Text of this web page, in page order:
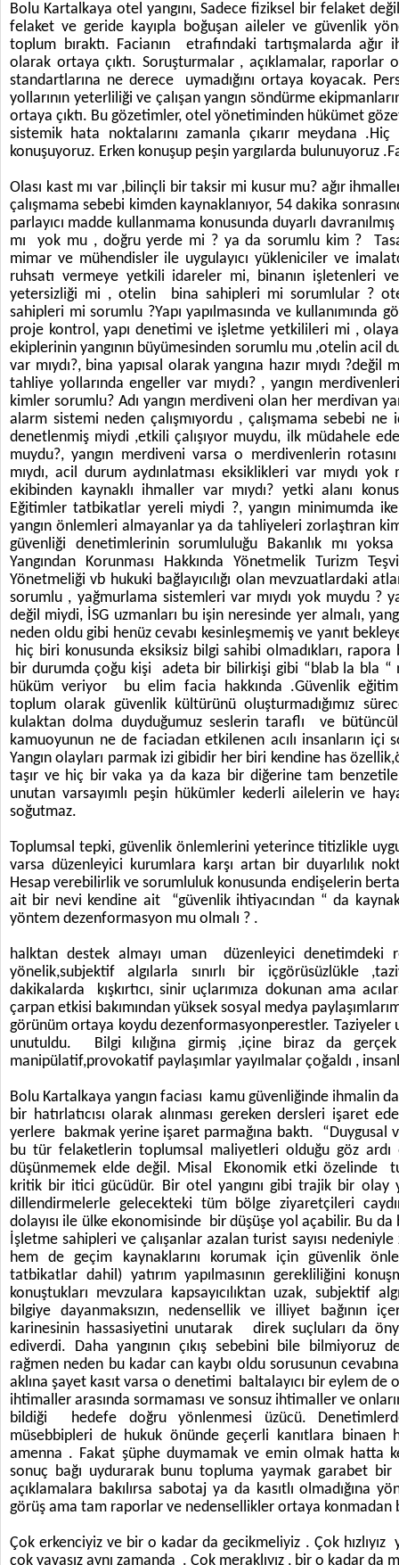
Bolu Kartalkaya otel yangını, Sadece fiziksel bir felaket
felaket ve geride kayıpla boğuşan aileler ve güvenlik
toplum bıraktı. Facianın etrafındaki tartışmalarda ağır
olarak ortaya çıktı. Soruşturmalar , açıklamalar, raporlar
standartlarına ne derece uymadığını ortaya koyacak.
yollarının yeterliliği ve çalışan yangın söndürme
ortaya çıktı. Bu gözetimler, otel yönetiminden hükümet
sistemik hata noktalarını zamanla çıkarır meydana
konuşuyoruz. Erken konuşup peşin yargılarda bulunuyoruz
Olası kast mı var ,bilinçli bir taksir mi kusur mu? ağır
çalışmama sebebi kimden kaynaklanıyor, 54 dakika
parlayıcı madde kullanmama konusunda duyarlı
mı yok mu , doğru yerde mi ? ya da sorumlu kim ?
mimar ve mühendisler ile uygulayıcı yükleniciler ve
ruhsatı vermeye yetkili idareler mi, binanın işletenleri
yetersizliği mi , otelin bina sahipleri mi sorumlular ?
sahipleri mi sorumlu ?Yapı yapılmasında ve kullanımında
proje kontrol, yapı denetimi ve işletme yetkilileri mi ,
ekiplerinin yangının büyümesinden sorumlu mu ,otelin acil
var mıydı?, bina yapısal olarak yangına hazır mıydı ?değil
tahliye yollarında engeller var mıydı? , yangın
kimler sorumlu? Adı yangın merdiveni olan her merdivan
alarm sistemi neden çalışmıyordu , çalışmama sebebi ne
denetlenmiş miydi ,etkili çalışıyor muydu, ilk müdahele
muydu?, yangın merdiveni varsa o merdivenlerin
mıydı, acil durum aydınlatması eksiklikleri var mıydı yok
ekibinden kaynaklı ihmaller var mıydı? yetki alanı
Eğitimler tatbikatlar yereli miydi ?, yangın minimumda
yangın önlemleri almayanlar ya da tahliyeleri zorlaştıran
güvenliği denetimlerinin sorumluluğu Bakanlık mı
Yangından Korunması Hakkında Yönetmelik Turizm
Yönetmeliği vb hukuki bağlayıcılığı olan mevzuatlardaki
sorumlu , yağmurlama sistemleri var mıydı yok muydu ?
değil miydi, İSG uzmanları bu işin neresinde yer almalı,
neden oldu gibi henüz cevabı kesinleşmemiş ve yanıt
hiç biri konusunda eksiksiz bilgi sahibi olmadıkları, rapora
bir durumda çoğu kişi adeta bir bilirkişi gibi “blab la bla
hüküm veriyor bu elim facia hakkında .Güvenlik
toplum olarak güvenlik kültürünü oluşturmadığımız
kulaktan dolma duyduğumuz seslerin taraflı ve
kamuoyunun ne de faciadan etkilenen acılı insanların içi
Yangın olayları parmak izi gibidir her biri kendine has
taşır ve hiç bir vaka ya da kaza bir diğerine tam
unutan varsayımlı peşin hükümler kederli ailelerin ve
soğutmaz.
Toplumsal tepki, güvenlik önlemlerini yeterince titizlikle
varsa düzenleyici kurumlara karşı artan bir duyarlılık
Hesap verebilirlik ve sorumluluk konusunda endişelerin
ait bir nevi kendine ait “güvenlik ihtiyacından “ da
yöntem dezenformasyon mu olmalı ? .
halktan destek almayı uman düzenleyici denetimdeki
yönelik,subjektif algılarla sınırlı bir içgörüsüzlükle
dakikalarda kışkırtıcı, sinir uçlarımıza dokunan ama
çarpan etkisi bakımından yüksek sosyal medya
görünüm ortaya koydu dezenformasyonperestler. Taziyeler
unutuldu. Bilgi kılığına girmiş ,içine biraz da gerçek
manipülatif,provokatif paylaşımlar yayılmalar çoğaldı ,
Bolu Kartalkaya yangın faciası kamu güvenliğinde ihmalin
bir hatırlatıcısı olarak alınması gereken dersleri işaret
yerlere bakmak yerine işaret parmağına baktı. “Duygusal
bu tür felaketlerin toplumsal maliyetleri olduğu göz ardı
düşünmemek elde değil. Misal Ekonomik etki özelinde
kritik bir itici gücüdür. Bir otel yangını gibi trajik bir olay
dillendirmelerle gelecekteki tüm bölge ziyaretçileri
dolayısı ile ülke ekonomisinde bir düşüşe yol açabilir. Bu da
İşletme sahipleri ve çalışanlar azalan turist sayısı
hem de geçim kaynaklarını korumak için güvenlik
tatbikatlar dahil) yatırım yapılmasının gerekliliğini
konuştukları mevzulara kapsayıcılıktan uzak, subjektif
bilgiye dayanmaksızın, nedensellik ve illiyet bağının
karinesinin hassasiyetini unutarak direk suçluları da
ediverdi. Daha yangının çıkış sebebini bile bilmiyoruz
rağmen neden bu kadar can kaybı oldu sorusunun
aklına şayet kasıt varsa o denetimi baltalayıcı bir eylem
ihtimaller arasında sormaması ve sonsuz ihtimaller ve
bildiği hedefe doğru yönlenmesi üzücü.
müsebbipleri de hukuk önünde geçerli kanıtlara binaen
amenna . Fakat şüphe duymamak ve emin olmak hatta
sonuç bağı uydurarak bunu topluma yaymak garabet
açıklamalara bakılırsa sabotaj ya da kasıtlı olmadığına
görüş ama tam raporlar ve nedensellikler ortaya konmadan
Çok erkenciyiz ve bir o kadar da gecikmeliyiz . Çok hızlıyız
çok yavaşız aynı zamanda . Çok meraklıyız , bir o kadar da